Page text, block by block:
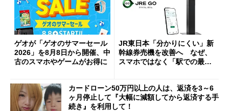
ゲオが「ゲオのサマーセール
2026」を8月8日から開催、中
古のスマホやゲームがお得に
JR東日本「分かりにくい」新
幹線券売機を改善へ なぜ、
スマホではなく「駅での最短
カードローン50万円以上の人は、返済を3～6
ヶ月停止して『大幅に減額してから返済する手
続き』を利用して！